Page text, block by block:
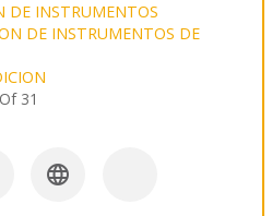
DE INSTRUMENTOS
DE INSTRUMENTOS DE
31
